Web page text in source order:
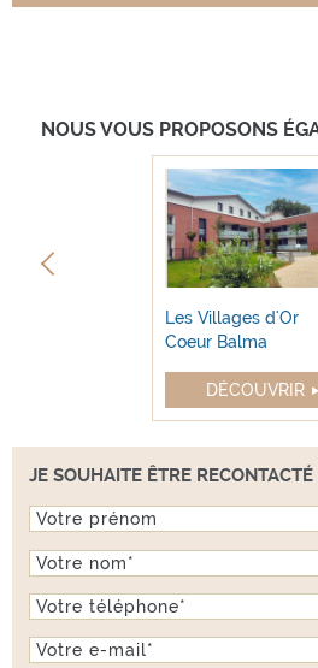
NOUS VOUS PROPOSONS
Les Villages d'Or
Coeur Balma
DÉCOUVRIR
Lalande
JE SOUHAITE ÊTRE RECONTACTÉ
Prénom
Nom*
Téléphone*
E-mail *